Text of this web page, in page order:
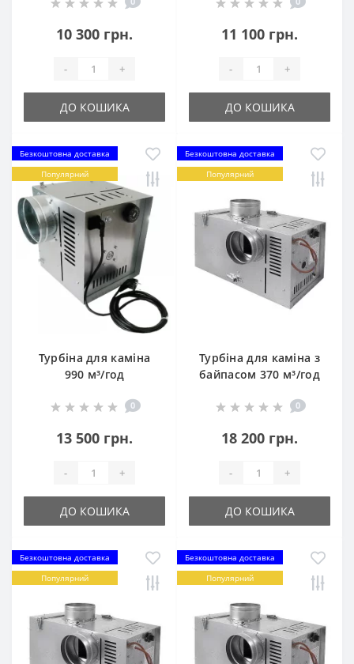
10 300 грн.
- +
ДО КОШИКА
11 100 грн.
- +
ДО КОШИКА
Безкоштовна доставка
Популярний
Турбіна для каміна
990 м³/год
0
13 500 грн.
- +
ДО КОШИКА
Безкоштовна доставка
Популярний
Турбіна для каміна з
байпасом 370 м³/год
0
18 200 грн.
- +
ДО КОШИКА
Безкоштовна доставка
Популярний
Безкоштовна доставка
Популярний